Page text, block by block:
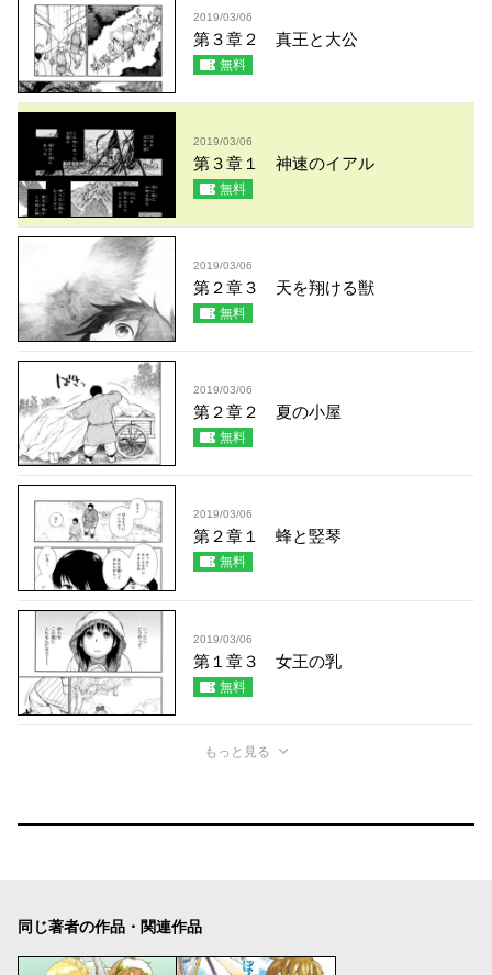
2019/03/06
第３章２ 真王と大公
無料
2019/03/06
第３章１ 神速のイアル
無料
2019/03/06
第２章３ 天を翔ける獣
無料
2019/03/06
第２章２ 夏の小屋
無料
2019/03/06
第２章１ 蜂と竪琴
無料
2019/03/06
第１章３ 女王の乳
無料
もっと見る
同じ著者の作品・関連作品